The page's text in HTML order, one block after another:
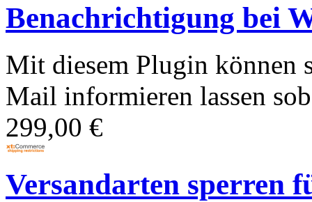
Benachrichtigung bei
Mit diesem Plugin können
Mail informieren lassen
299,00 €
Versandarten sperren